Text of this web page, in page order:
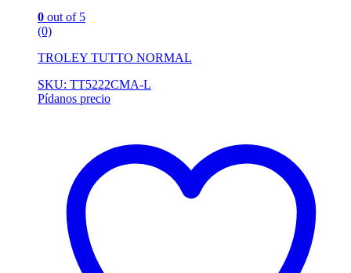
0 out of 5
(0)
TROLEY TUTTO NORMAL
SKU: TT5222CMA-L
Pídanos precio